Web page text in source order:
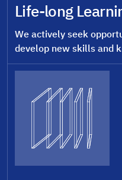
Life-long
We actively seek
develop new skills and